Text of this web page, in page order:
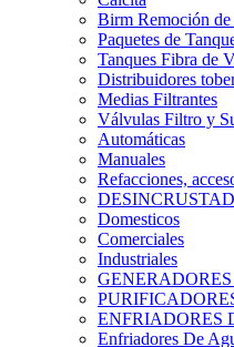
Birm Remoción
Paquetes de
Tanques Fibra de
Distribuidores
Medias Filtrantes
Válvulas Filtro y
Automáticas
Manuales
Refacciones,
Domesticos
Comerciales
Industriales
ENFRIADORES
Enfriadores De